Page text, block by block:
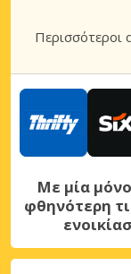
Περισσότεροι
Με μία
φθηνότερη